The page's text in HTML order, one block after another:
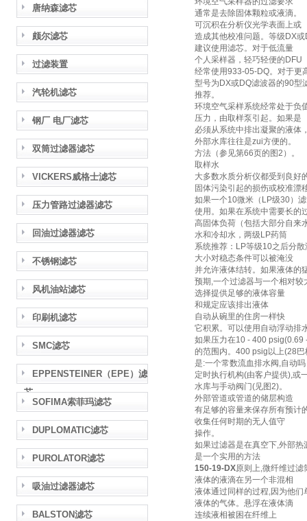
唐纳森滤芯
颇尔滤芯
过滤装置
汽轮机滤芯
钢厂 电厂滤芯
双筒过滤器滤芯
VICKERS威格士滤芯
压力管路过滤器滤芯
回油过滤器滤芯
不锈钢滤芯
风机油站滤芯
印刷机滤芯
SMC滤芯
EPPENSTEINER（EPE）滤
芯
SOFIMA索菲玛滤芯
DUPLOMATIC滤芯
PUROLATOR滤芯
吸油过滤器滤芯
BALSTON滤芯
通常是去除固体颗粒或液滴。
可沉积在分析仪光学表面上或
造成其他校准问题。等级DX或
建议使用滤芯。对于低流量
个人采样器，轻巧轻便的DFU
经常使用933-05-DQ。对于更
型号为DX或DQ滤波器的90型
推荐。
环境空气采样系统经常处于负
压力，由取样泵引起。如果是
必须从系统中排出凝聚的液体
外部水库往往是zui方便的。
方法（参见第66页的图2）。
取样水
大多数水质分析仪都受到良好
固体污染引起的损伤或校准漂
如果一个10微米（LP级30）
使用。如果在系统中需要长的
高固体负荷（包括大部分自来
水和冷却水，两级LP药筒
系统推荐：LP等级10之后分
大小对稳态条件可以被淹没
并允许液体结转。如果液体的
预期,一个过滤器与一个相对较
选择提供足够的液体容量
和规定应该排出液体
自动从碗里的住房一样快
它积累。可以使用自动浮动排
如果压力在10 - 400 psig(0.69
的范围内。400 psig以上(28巴
是:一个常数流血排水阀,自动吗
定时执行机构(由客户提供),或
水库与手动阀门(见图2)。
外部管道或管道的储层构造
有足够的容量来保存所有预计
收集任何时期的无人值守
操作。
如果过滤器是在真空下,外部热
是一个实用的方法
150-19-DX原则上,微纤维过滤
液体的液滴在另一个非混相
液体通过同样的过程,因为他们
液体的气体。悬浮在液体滴
连续液相被困在纤维上